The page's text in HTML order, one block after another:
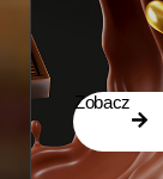
Zobacz